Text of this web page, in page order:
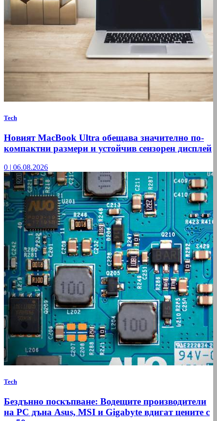
Tech
Новият MacBook Ultra обещава значително по-
компактни размери и устойчив сензорен дисплей
0 | 06.08.2026
Tech
Бездънно поскъпване: Водещите производители
на РС дъна Asus, MSI и Gigabyte вдигат цените с